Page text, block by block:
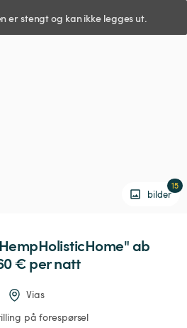
er stengt og kan ikke legges ut.
bilder
15
ab
€ per natt
Vias
på forespørsel